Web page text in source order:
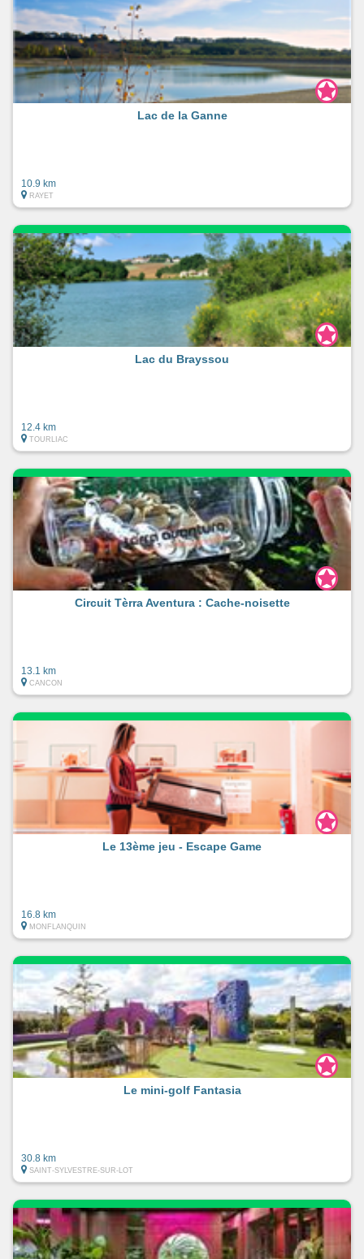
Lac de la Ganne
10.9 km
RAYET
Lac du Brayssou
12.4 km
TOURLIAC
Circuit Tèrra Aventura : Cache-noisette
13.1 km
CANCON
Le 13ème jeu - Escape Game
16.8 km
MONFLANQUIN
Le mini-golf Fantasia
30.8 km
SAINT-SYLVESTRE-SUR-LOT